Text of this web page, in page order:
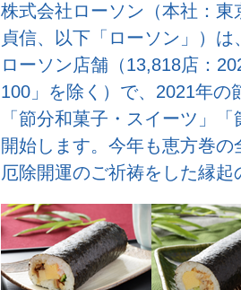
株式会社ローソン（本社：
貞信、以下「ローソン」）
ローソン店舗（13,818店：
100」を除く）で、2021年の
「節分和菓子・スイーツ」
開始します。今年も恵方巻
厄除開運のご祈祷をした縁